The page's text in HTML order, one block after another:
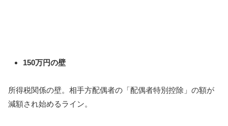
150万円の壁
所得税関係の壁。相手方配偶者の「配偶者特別控除」の額が
減額され始めるライン。